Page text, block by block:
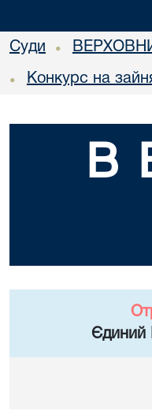
Суди •
• Конкурс на
Єдиний